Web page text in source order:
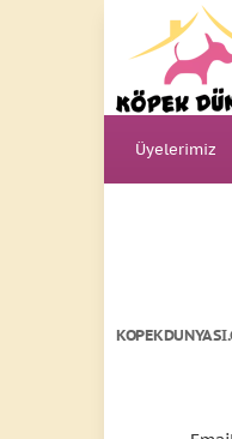
Üyelerimiz